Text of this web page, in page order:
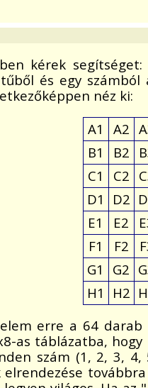
kérek
és egy
néz ki:
A1
A2
B1
B2
C1
C2
D1
D2
E1
E2
F1
F2
G1
G2
H1
H2
erre a 64
as táblázatba,
szám (1, 2, 3,
elrendezése